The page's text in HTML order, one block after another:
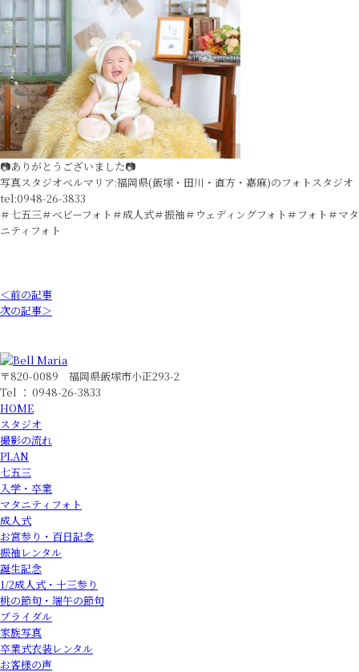
📷ありがとうございました📷
写真スタジオベルマリア:福岡県(飯塚・田川・直方・嘉麻)のフォトスタジオ
tel:0948-26-3833
＃七五三＃ベビーフォト＃成人式＃振袖＃ウェディングフォト＃フォト＃マタ
ニティフォト
＜前の記事
次の記事＞
〒820-0089 福岡県飯塚市小正293-2
Tel ： 0948-26-3833
HOME
スタジオ
撮影の流れ
PLAN
七五三
入学・卒業
マタニティフォト
成人式
お宮参り・百日記念
振袖レンタル
誕生記念
1/2成人式・十三参り
桃の節句・端午の節句
ブライダル
家族写真
卒業式衣装レンタル
お客様の声